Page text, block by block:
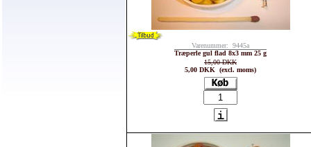
Varenummer: 9445a
Træperle gul flad 8x3 mm 25 g
15,00 DKK
5,00 DKK (excl. moms)